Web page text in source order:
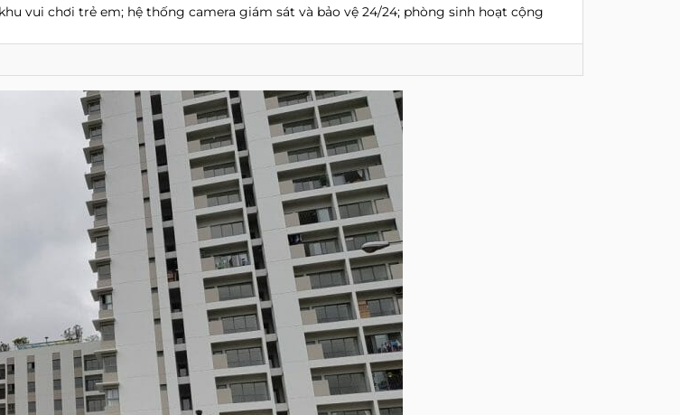
vui chơi trẻ em; hệ thống camera giám sát và bảo vệ 24/24; phòng sinh hoạt cộng